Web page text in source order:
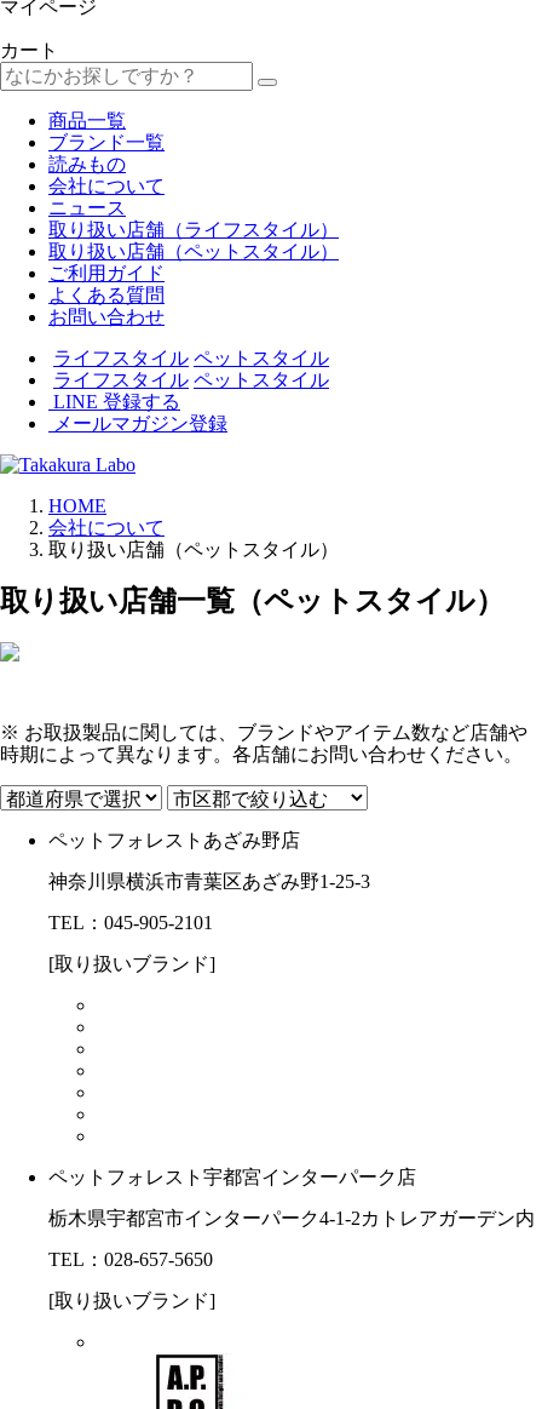
マイページ
カート
商品一覧
ブランド一覧
読みもの
会社について
ニュース
取り扱い店舗（ライフスタイル）
取り扱い店舗（ペットスタイル）
ご利用ガイド
よくある質問
お問い合わせ
ライフスタイル ペットスタイル
ライフスタイル ペットスタイル
LINE 登録する
メールマガジン登録
HOME
会社について
取り扱い店舗（ペットスタイル）
取り扱い店舗⼀覧（ペットスタイル）
※ お取扱製品に関しては、ブランドやアイテム数など店舗や
時期によって異なります。各店舗にお問い合わせください。
ペットフォレストあざみ野店
神奈川県横浜市青葉区あざみ野1-25-3
TEL：045-905-2101
[取り扱いブランド]
ペットフォレスト宇都宮インターパーク店
栃木県宇都宮市インターパーク4-1-2カトレアガーデン内
TEL：028-657-5650
[取り扱いブランド]